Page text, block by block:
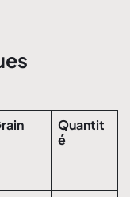
Quantit
é